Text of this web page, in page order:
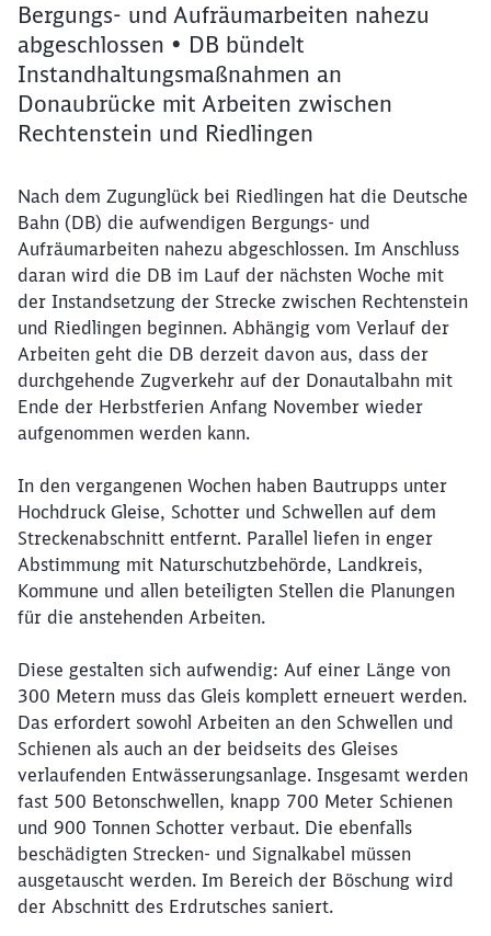
Bergungs- und Aufräumarbeiten nahezu
abgeschlossen • DB bündelt
Instandhaltungsmaßnahmen an
Donaubrücke mit Arbeiten zwischen
Rechtenstein und Riedlingen
Nach dem Zugunglück bei Riedlingen hat die Deutsche
Bahn (DB) die aufwendigen Bergungs- und
Aufräumarbeiten nahezu abgeschlossen. Im Anschluss
daran wird die DB im Lauf der nächsten Woche mit
der Instandsetzung der Strecke zwischen Rechtenstein
und Riedlingen beginnen. Abhängig vom Verlauf der
Arbeiten geht die DB derzeit davon aus, dass der
durchgehende Zugverkehr auf der Donautalbahn mit
Ende der Herbstferien Anfang November wieder
aufgenommen werden kann.
In den vergangenen Wochen haben Bautrupps unter
Hochdruck Gleise, Schotter und Schwellen auf dem
Streckenabschnitt entfernt. Parallel liefen in enger
Abstimmung mit Naturschutzbehörde, Landkreis,
Kommune und allen beteiligten Stellen die Planungen
für die anstehenden Arbeiten.
Diese gestalten sich aufwendig: Auf einer Länge von
300 Metern muss das Gleis komplett erneuert werden.
Das erfordert sowohl Arbeiten an den Schwellen und
Schienen als auch an der beidseits des Gleises
verlaufenden Entwässerungsanlage. Insgesamt werden
fast 500 Betonschwellen, knapp 700 Meter Schienen
und 900 Tonnen Schotter verbaut. Die ebenfalls
beschädigten Strecken- und Signalkabel müssen
ausgetauscht werden. Im Bereich der Böschung wird
der Abschnitt des Erdrutsches saniert.